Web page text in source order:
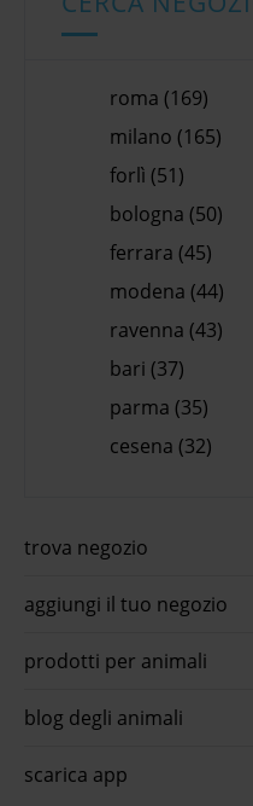
roma (169)
milano (165)
forlì (51)
bologna (50)
ferrara (45)
modena (44)
ravenna (43)
bari (37)
parma (35)
cesena (32)
trova negozio
aggiungi il tuo negozio
prodotti per animali
blog degli animali
scarica app